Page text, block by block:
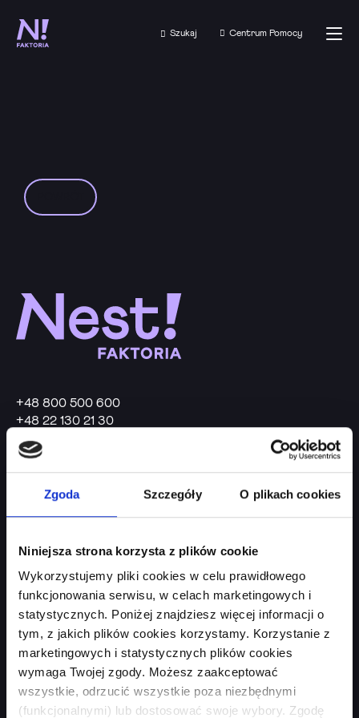
Zgoda Szczegóły O plikach cookies
Niniejsza strona korzysta z plików cookie
Wykorzystujemy pliki cookies w celu prawidłowego
funkcjonowania serwisu, w celach marketingowych i
statystycznych. Poniżej znajdziesz więcej informacji o
tym, z jakich plików cookies korzystamy. Korzystanie z
marketingowych i statystycznych plików cookies
wymaga Twojej zgody. Możesz zaakceptować
wszystkie, odrzucić wszystkie poza niezbędnymi
(funkcjonalnymi) lub dostosować swoje wybory. Zgodę
Szukaj Centrum Pomocy
+48 800 500 600
+48 22 130 21 30
kontakt@faktoria.pl
Podążaj za nami:
Oferta
Finansowanie
sprzedaży z przejęciem
ryzyka
O nas
Zaufali nam
Wiedza